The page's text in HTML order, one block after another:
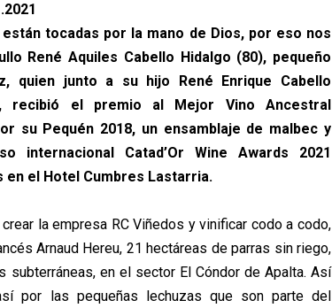
tocadas por la mano de Dios, por eso nos
René Aquiles Cabello Hidalgo (80), pequeño
quien junto a su hijo René Enrique Cabello
recibió el premio al Mejor Vino Ancestral
su Pequén 2018, un ensamblaje de malbec y
internacional Catad’Or Wine Awards 2021
el Hotel Cumbres Lastarria.
la empresa RC Viñedos y vinificar codo a codo,
Arnaud Hereu, 21 hectáreas de parras sin riego,
en el sector El Cóndor de Apalta. Así
por las pequeñas lechuzas que son parte del